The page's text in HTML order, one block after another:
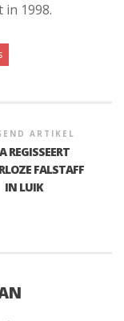
1998.
ARTIKEL
REGISSEERT
FALSTAFF
IN LUIK